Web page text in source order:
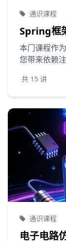
通识课程
Spring框
本门课程作
您带来依赖
共 15 讲
通识课程
电子电路